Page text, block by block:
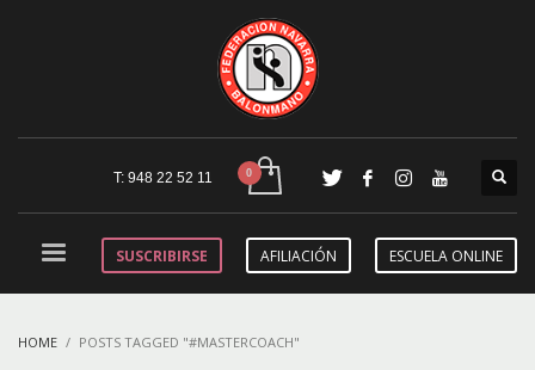
T: 948 22 52 11
SUSCRIBIRSE AFILIACIÓN ESCUELA ONLINE
HOME POSTS TAGGED "#MASTERCOACH"